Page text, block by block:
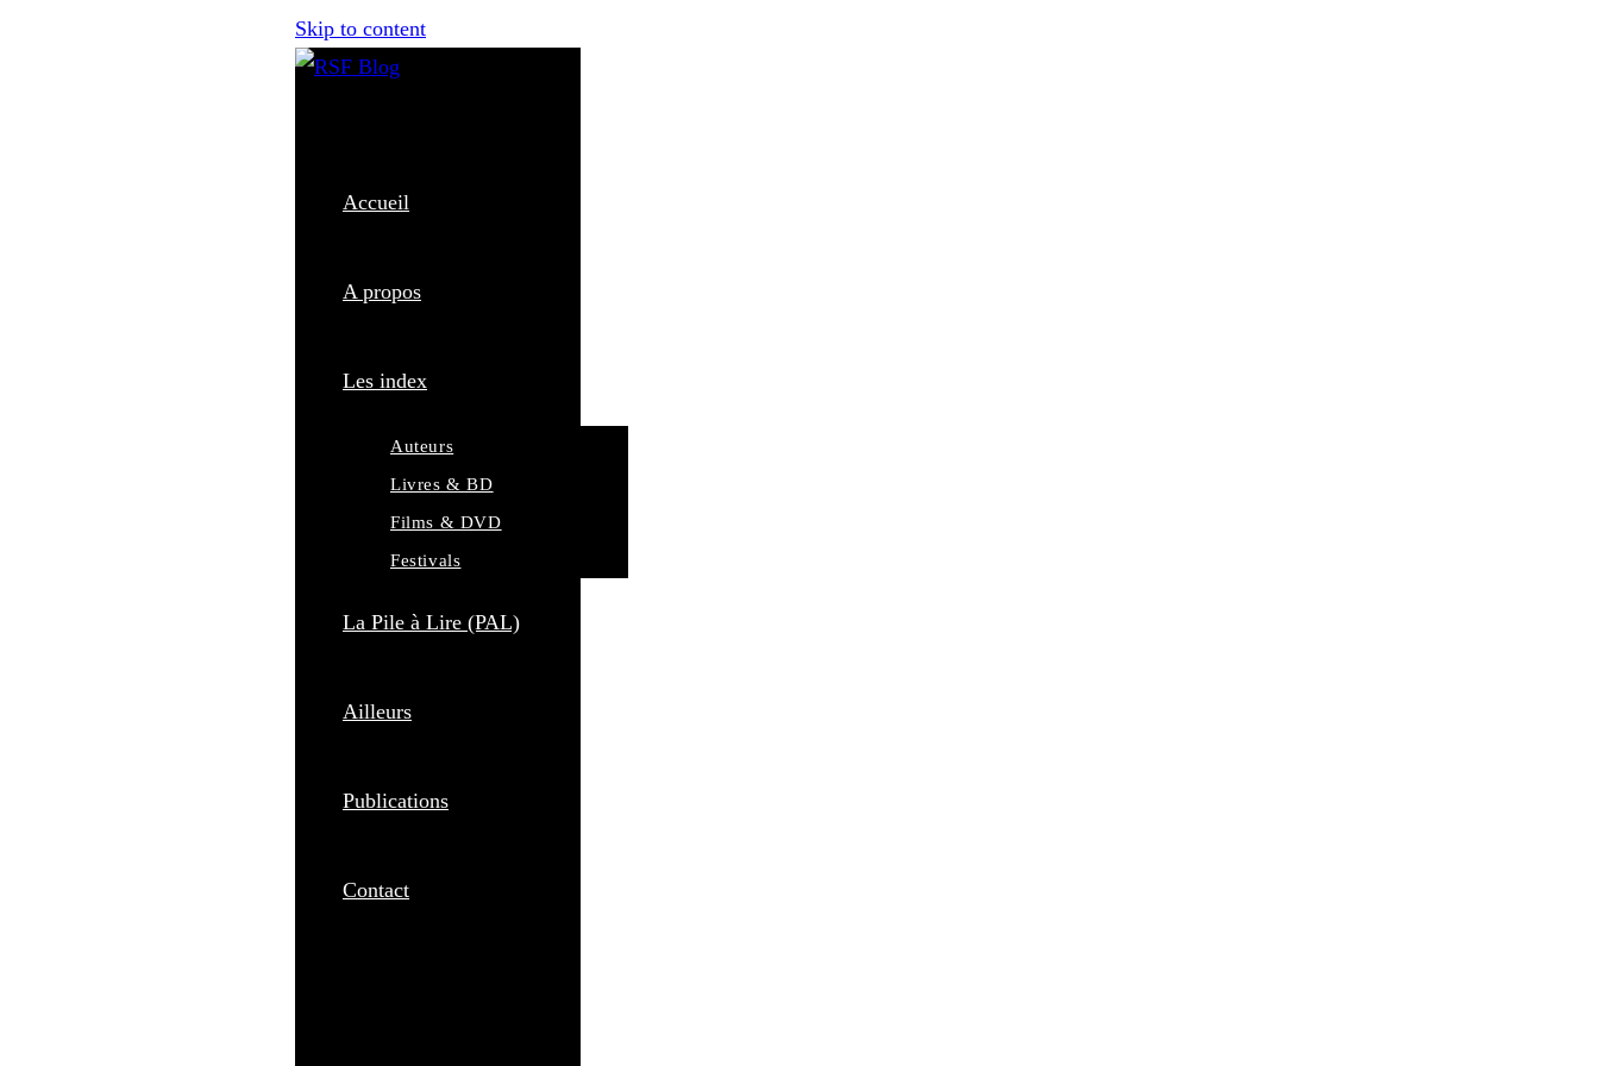
Skip to content
Accueil
A propos
Les index
Auteurs
Livres & BD
Films & DVD
Festivals
La Pile à Lire (PAL)
Ailleurs
Publications
Contact